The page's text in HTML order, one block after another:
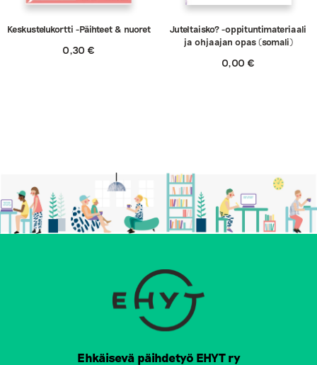
Keskustelukortti -Päihteet & nuoret
0,30€
Juteltaisko? -oppituntimateriaali
ja ohjaajan opas (somali)
0,00 €
Ehkäisevä päihdetyö EHYT ry